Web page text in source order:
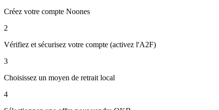
Créez votre compte Noones
2
Vérifiez et sécurisez votre compte (activez l'A2F)
3
Choisissez un moyen de retrait local
4